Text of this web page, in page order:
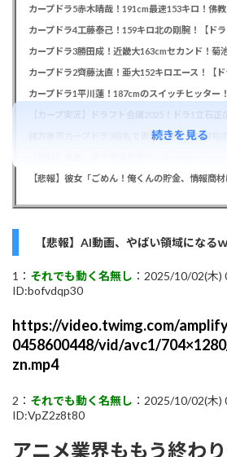
カープドラ4工藤泰己！159キロ北の剛腕！【ドラ
カープドラ2齊藤汰直！亜大152キロエース！【ド
【悲報】AI動画、やばい領域になる
1： それでも動く名無し ：2025/10/02(木)
ID:bofvdqp30
https://video.twimg.com/
0458600448/vid/avc1/
zn.mp4
2： それでも動く名無し ：2025/10/02(木)
ID:VpZ2z8t80
アニメ業界ももう終わ
続きを見る